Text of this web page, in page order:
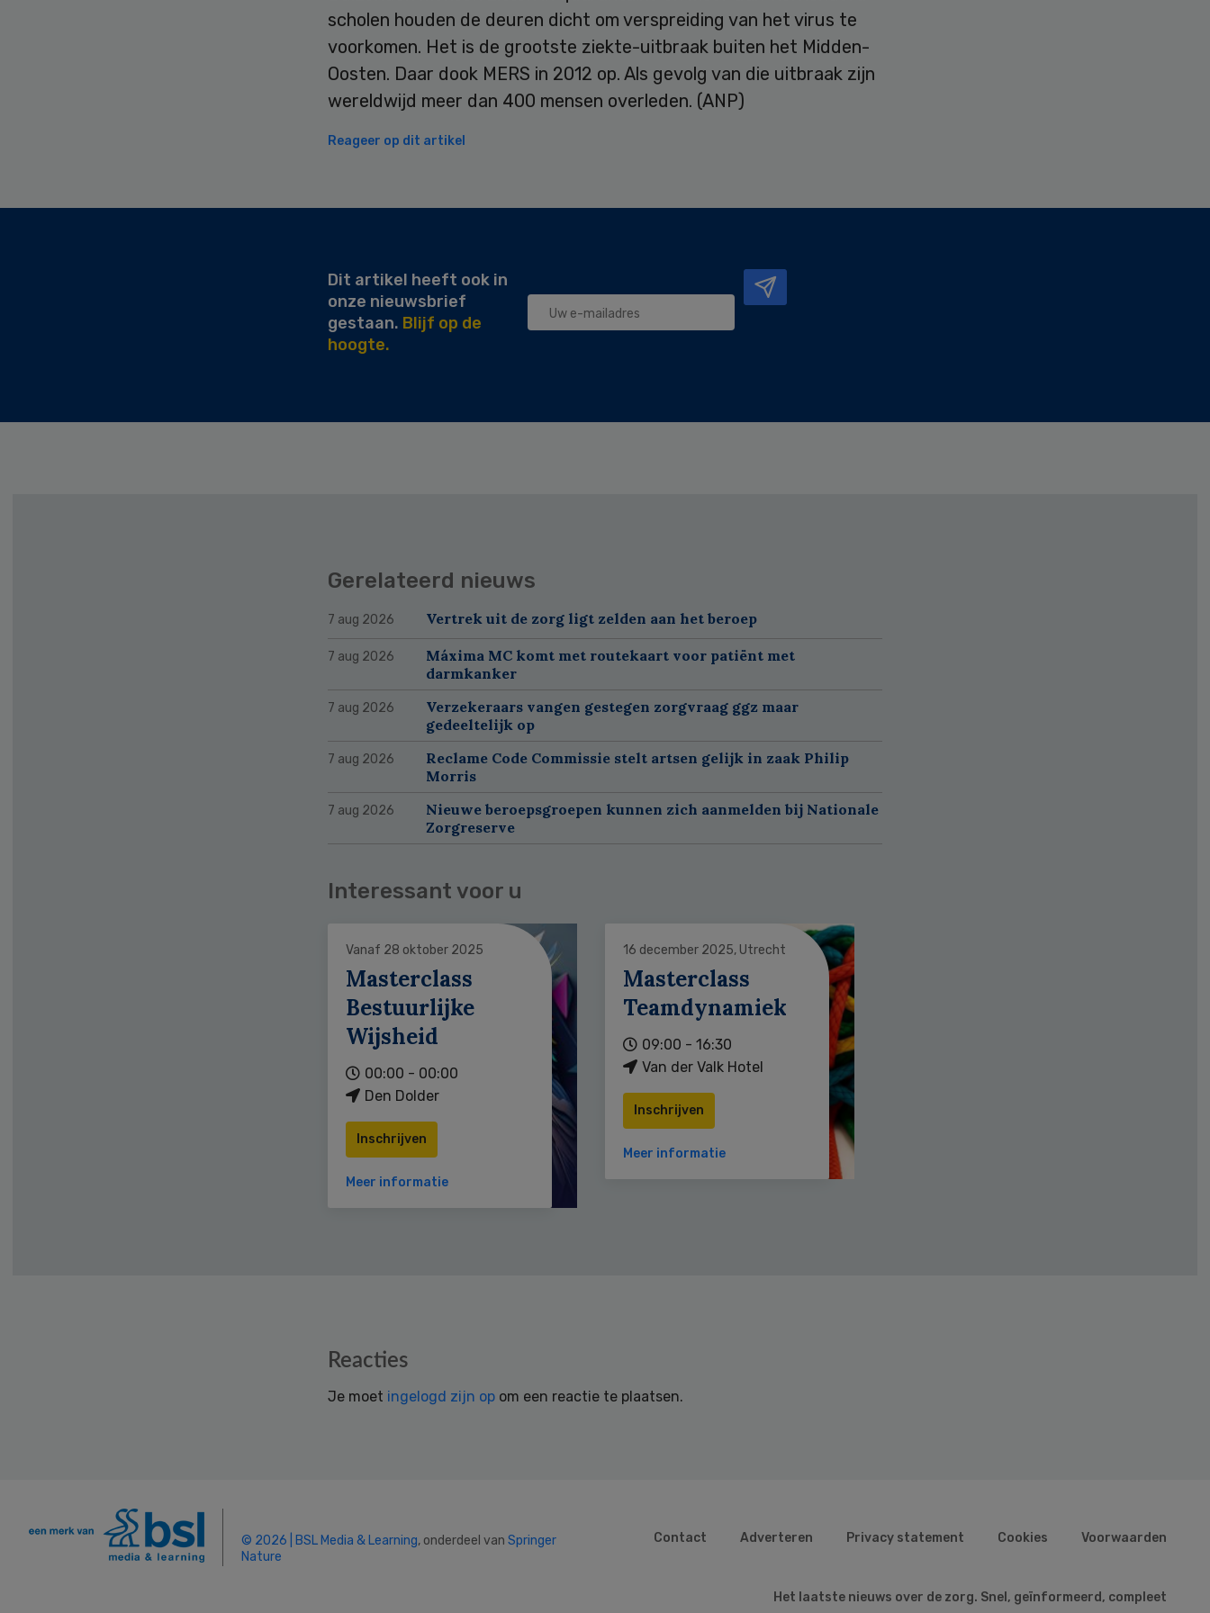
scholen houden de deuren dicht om verspreiding van het virus te
voorkomen. Het is de grootste ziekte-uitbraak buiten het Midden-
Oosten. Daar dook MERS in 2012 op. Als gevolg van die uitbraak zijn
wereldwijd meer dan 400 mensen overleden. (ANP)
Reageer op dit artikel
Dit artikel heeft ook in
onze nieuwsbrief
gestaan. Blijf op de
hoogte.
Gerelateerd nieuws
7 aug 2026 Vertrek uit de zorg ligt zelden aan het beroep
7 aug 2026
Máxima MC komt met routekaart voor patiënt met
darmkanker
7 aug 2026
Verzekeraars vangen gestegen zorgvraag ggz maar
gedeeltelijk op
7 aug 2026
Reclame Code Commissie stelt artsen gelijk in zaak Philip
Morris
7 aug 2026
Nieuwe beroepsgroepen kunnen zich aanmelden bij Nationale
Zorgreserve
Interessant voor u
Vanaf 28 oktober 2025
Masterclass
Bestuurlijke
Wijsheid
00:00 - 00:00
Den Dolder
Inschrijven
Meer informatie
16 december 2025, Utrecht
Masterclass
Teamdynamiek
09:00 - 16:30
Van der Valk Hotel
Inschrijven
Meer informatie
Reacties
Je moet ingelogd zijn op om een reactie te plaatsen.
© 2026 | BSL Media & Learning, onderdeel van Springer
Nature
Contact Adverteren Privacy statement Cookies Voorwaarden
Het laatste nieuws over de zorg. Snel, geïnformeerd, compleet